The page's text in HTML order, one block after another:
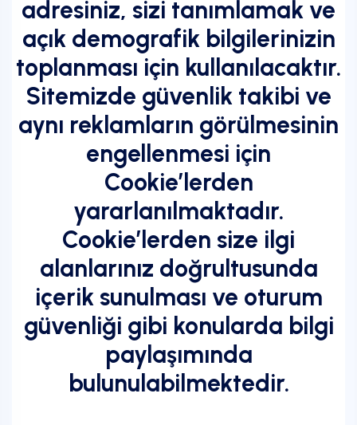
adresiniz, sizi tanımlamak ve
açık demografik bilgilerinizin
toplanması için kullanılacaktır.
Sitemizde güvenlik takibi ve
aynı reklamların görülmesinin
engellenmesi için
Cookie’lerden
yararlanılmaktadır.
Cookie’lerden size ilgi
alanlarınız doğrultusunda
içerik sunulması ve oturum
güvenliği gibi konularda bilgi
paylaşımında
bulunulabilmektedir.